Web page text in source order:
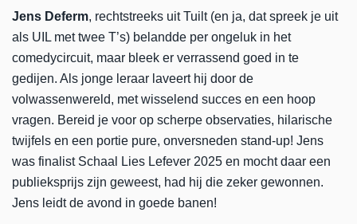
Jens Deferm, rechtstreeks uit Tuilt (en ja, dat spreek je uit
als UIL met twee T’s) belandde per ongeluk in het
comedycircuit, maar bleek er verrassend goed in te
gedijen. Als jonge leraar laveert hij door de
volwassenwereld, met wisselend succes en een hoop
vragen. Bereid je voor op scherpe observaties, hilarische
twijfels en een portie pure, onversneden stand-up! Jens
was finalist Schaal Lies Lefever 2025 en mocht daar een
publieksprijs zijn geweest, had hij die zeker gewonnen.
Jens leidt de avond in goede banen!